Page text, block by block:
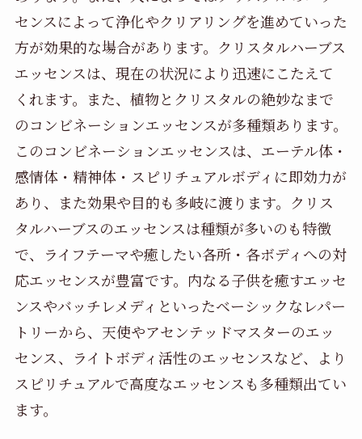
センスによって浄化やクリアリングを進めていった
方が効果的な場合があります。クリスタルハーブス
エッセンスは、現在の状況により迅速にこたえて
くれます。また、植物とクリスタルの絶妙なまで
のコンビネーションエッセンスが多種類あります。
このコンビネーションエッセンスは、エーテル体・
感情体・精神体・スピリチュアルボディに即効力が
あり、また効果や目的も多岐に渡ります。クリス
タルハーブスのエッセンスは種類が多いのも特徴
で、ライフテーマや癒したい各所・各ボディへの対
応エッセンスが豊富です。内なる子供を癒すエッセ
ンスやバッチレメディといったベーシックなレパー
トリーから、天使やアセンテッドマスターのエッ
センス、ライトボディ活性のエッセンスなど、より
スピリチュアルで高度なエッセンスも多種類出てい
ます。